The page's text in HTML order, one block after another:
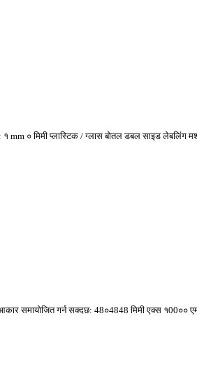
mm ० मिमी प्लास्टिक / ग्लास बोतल डबल साइड लेबलिंग
समायोजित गर्न सक्दछ: 48०4848 मिमी एक्स १00००